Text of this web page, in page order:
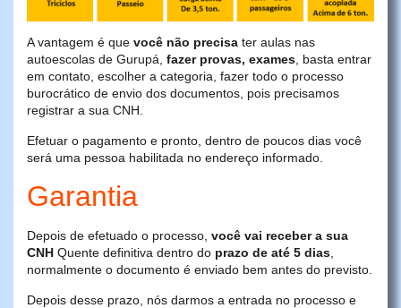
A vantagem é que você não precisa ter aulas nas
autoescolas de Gurupá, fazer provas, exames, basta entrar
em contato, escolher a categoria, fazer todo o processo
burocrático de envio dos documentos, pois precisamos
registrar a sua CNH.
Efetuar o pagamento e pronto, dentro de poucos dias você
será uma pessoa habilitada no endereço informado.
Garantia
Depois de efetuado o processo, você vai receber a sua
CNH Quente definitiva dentro do prazo de até 5 dias,
normalmente o documento é enviado bem antes do previsto.
Depois desse prazo, nós darmos a entrada no processo e